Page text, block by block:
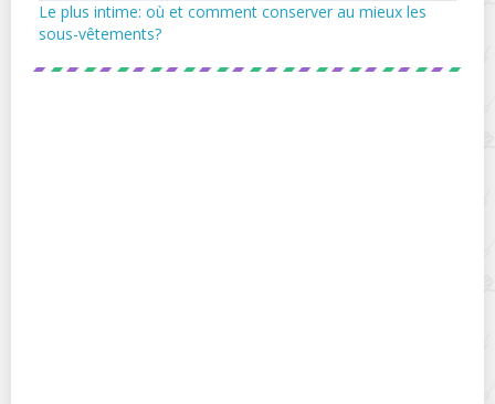
Le plus intime: où et comment conserver au mieux les
sous-vêtements?